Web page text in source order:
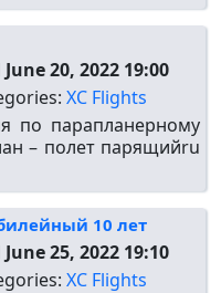
June 20, 2022 19:00
XC Flights
по парапланерному
– полет парящийru
10 лет
June 25, 2022 19:10
XC Flights